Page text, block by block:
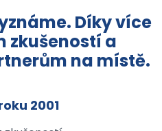
Díky více
zkušeností a
na místě.
2001